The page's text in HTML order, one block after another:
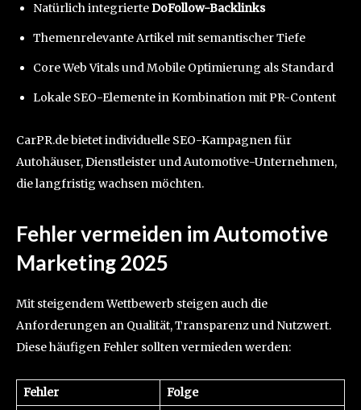
Natürlich integrierteDoFollow-Backlinks
Themenrelevante Artikel mit semantischer Tiefe
Core Web Vitals und Mobile Optimierung als Standard
Lokale SEO-Elemente in Kombination mit PR-Content
CarPR.de bietet individuelle SEO-Kampagnen für
Autohäuser, Dienstleister und Automotive-Unternehmen,
die langfristig wachsen möchten.
Fehler vermeiden im Automotive
Marketing 2025
Mit steigendem Wettbewerb steigen auch die
Anforderungen an Qualität, Transparenz und Nutzwert.
Diese häufigen Fehler sollten vermieden werden:
Fehler
Folge